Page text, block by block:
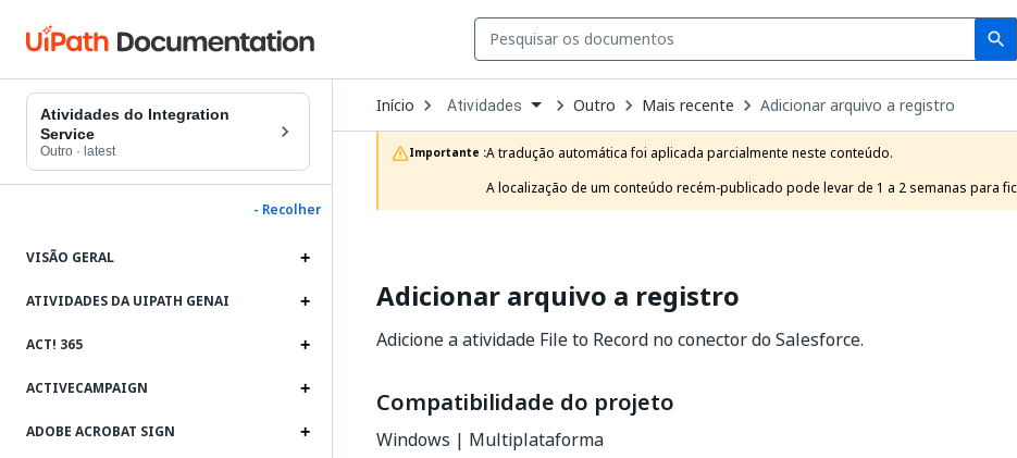
search
Search
Atividades do Integration
Service
Outro · latest
- Recolher
VISÃO GERAL
ATIVIDADES DA UIPATH GENAI
ACT! 365
ACTIVECAMPAIGN
ADOBE ACROBAT SIGN
Início Open
Dropdown
to
choose
product
Atividades Outro Mais recente Adicionar arquivo a registro
Importante :A tradução automática foi aplicada parcialmente neste conteúdo.
A localização de um conteúdo recém-publicado pode levar de 1 a 2 semanas para
Adicionar arquivo a registro
Adicione a atividade File to Record no conector do Salesforce.
Compatibilidade do projeto
Windows | Multiplataforma